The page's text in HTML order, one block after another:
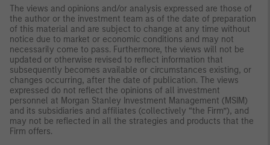
The views and opinions and/or analysis expressed are those of
the author or the investment team as of the date of preparation
of this material and are subject to change at any time without
notice due to market or economic conditions and may not
necessarily come to pass. Furthermore, the views will not be
updated or otherwise revised to reflect information that
subsequently becomes available or circumstances existing, or
changes occurring, after the date of publication. The views
expressed do not reflect the opinions of all investment
personnel at Morgan Stanley Investment Management (MSIM)
and its subsidiaries and affiliates (collectively “the Firm”), and
may not be reflected in all the strategies and products that the
Firm offers.